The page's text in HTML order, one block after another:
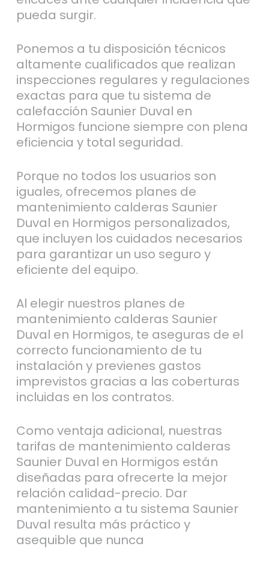
pueda surgir.
Ponemos a tu disposición técnicos
altamente cualificados que realizan
inspecciones regulares y regulaciones
exactas para que tu sistema de
calefacción Saunier Duval en
Hormigos funcione siempre con plena
eficiencia y total seguridad.
Porque no todos los usuarios son
iguales, ofrecemos planes de
mantenimiento calderas Saunier
Duval en Hormigos personalizados,
que incluyen los cuidados necesarios
para garantizar un uso seguro y
eficiente del equipo.
Al elegir nuestros planes de
mantenimiento calderas Saunier
Duval en Hormigos, te aseguras de el
correcto funcionamiento de tu
instalación y previenes gastos
imprevistos gracias a las coberturas
incluidas en los contratos.
Como ventaja adicional, nuestras
tarifas de mantenimiento calderas
Saunier Duval en Hormigos están
diseñadas para ofrecerte la mejor
relación calidad-precio. Dar
mantenimiento a tu sistema Saunier
Duval resulta más práctico y
asequible que nunca